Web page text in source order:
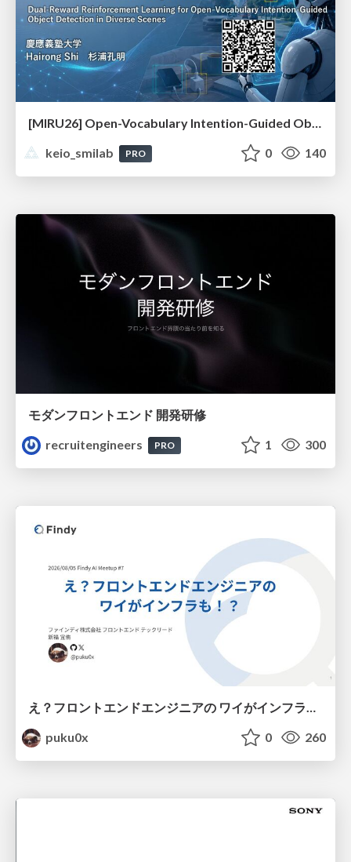
[MIRU26] Open-Vocabulary Intention-Guided Object Detection in Diverse Scenes
keio_smilab
PRO 0 140
モダンフロントエンド 開発研修
recruitengineers
PRO 1 300
puku0x
0 260